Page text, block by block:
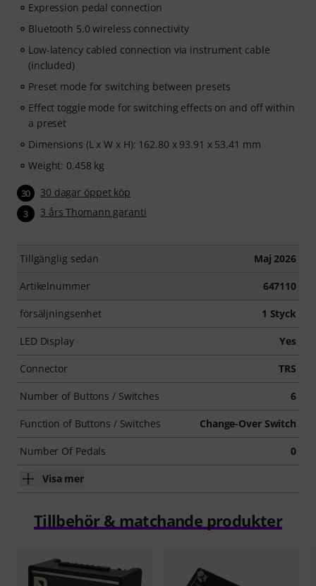
Expression pedal connection
Bluetooth 5.0 wireless connectivity
Low-latency cabled connection via instrument cable
(included)
Preset mode for switching between presets
Effect toggle mode for switching effects on and off within
a preset
Dimensions (L x W x H): 162.80 x 93.91 x 53.41 mm
Weight: 0.458 kg
30 30 dagar öppet köp
3 3 års Thomann garanti
Tillgänglig sedan Maj 2026
Artikelnummer 647110
försäljningsenhet 1 Styck
LED Display Yes
Connector TRS
Number of Buttons / Switches 6
Function of Buttons / Switches Change-Over Switch
Number Of Pedals 0
Visa mer
Tillbehör & matchande produkter